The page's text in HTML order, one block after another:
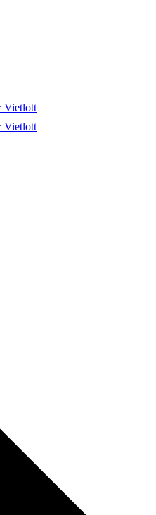
Vietlott
Vietlott